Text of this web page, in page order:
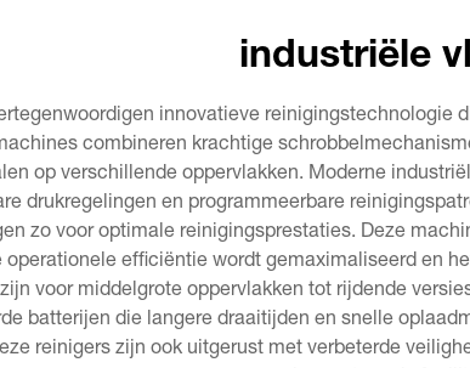
industriële
innovatieve
combineren krachtige
op verschillende oppervlakken. Moderne
drukregelingen en programmeerbare
zo voor optimale reinigingsprestaties. Deze
operationele efficiëntie wordt gemaximaliseerd en
voor middelgrote oppervlakken tot rijdende
batterijen die langere draaitijden en snelle
reinigers zijn ook uitgerust met verbeterde